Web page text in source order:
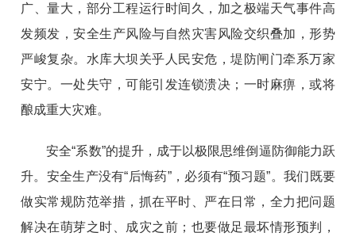
广、量大，部分工程运行时间久，加之极端天气事件高
发频发，安全生产风险与自然灾害风险交织叠加，形势
严峻复杂。水库大坝关乎人民安危，堤防闸门牵系万家
安宁。一处失守，可能引发连锁溃决；一时麻痹，或将
酿成重大灾难。
安全“系数”的提升，成于以极限思维倒逼防御能力跃
升。安全生产没有“后悔药”，必须有“预习题”。我们既要
做实常规防范举措，抓在平时、严在日常，全力把问题
解决在萌芽之时、成灾之前；也要做足最坏情形预判，